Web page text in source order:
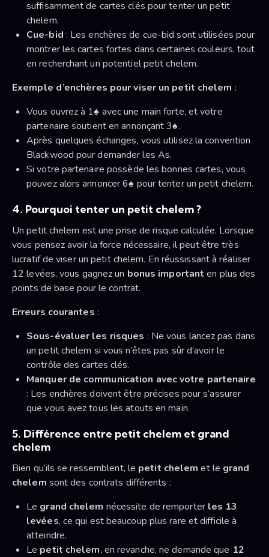
suffisamment de cartes clés pour tenter un petit
chelem.
Cue-bid : Les enchères de cue-bid sont utilisées pour
montrer les cartes fortes dans certaines couleurs, tout
en recherchant un potentiel petit chelem.
Exemple d’enchères pour viser un petit chelem :
Vous ouvrez à 1♠ avec une main forte, et votre
partenaire soutient en annonçant 3♠.
Après quelques échanges, vous utilisez la convention
Blackwood pour demander les As.
Si votre partenaire possède les bonnes cartes, vous
pouvez alors annoncer 6♠ pour tenter un petit chelem.
4. Pourquoi tenter un petit chelem ?
Un petit chelem est une prise de risque calculée. Lorsque
vous pensez avoir la force nécessaire, il peut être très
lucratif de viser un petit chelem. En réussissant à réaliser
12 levées, vous gagnez un bonus important en plus des
points de base pour le contrat.
Erreurs courantes :
Sous-évaluer les risques : Ne vous lancez pas dans
un petit chelem si vous n’êtes pas sûr d’avoir le
contrôle des cartes clés.
Manquer de communication avec votre partenaire
: Les enchères doivent être précises pour s’assurer
que vous avez tous les atouts en main.
5. Différence entre petit chelem et grand
chelem
Bien qu’ils se ressemblent, le petit chelem et le grand
chelem sont des contrats différents :
Le grand chelem nécessite de remporter les 13
levées, ce qui est beaucoup plus rare et difficile à
atteindre.
Le petit chelem, en revanche, ne demande que 12